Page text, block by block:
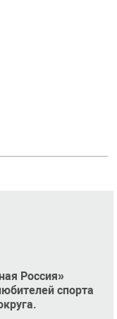
Россия»
спорта